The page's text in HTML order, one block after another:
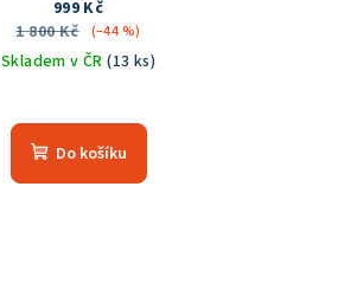
999 Kč
1 800 Kč
(–44 %)
Skladem v ČR(13 ks)
hodnocení
produktu
Do košíku